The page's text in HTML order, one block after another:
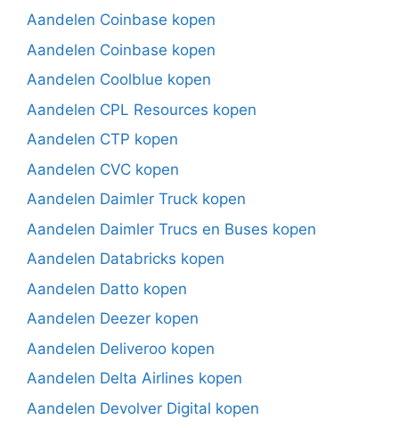
Aandelen Coinbase kopen
Aandelen Coinbase kopen
Aandelen Coolblue kopen
Aandelen CPL Resources kopen
Aandelen CTP kopen
Aandelen CVC kopen
Aandelen Daimler Truck kopen
Aandelen Daimler Trucs en Buses kopen
Aandelen Databricks kopen
Aandelen Datto kopen
Aandelen Deezer kopen
Aandelen Deliveroo kopen
Aandelen Delta Airlines kopen
Aandelen Devolver Digital kopen